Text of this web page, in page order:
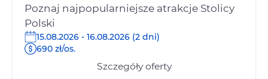
Poznaj najpopularniejsze atrakcje Stolicy
Polski
15.08.2026 - 16.08.2026 (2 dni)
690 zł/os.
Szczegóły oferty